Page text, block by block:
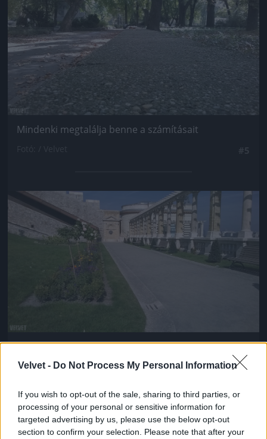
Velvet - Do Not Process My Personal Information
If you wish to opt-out of the sale, sharing to third parties, or
processing of your personal or sensitive information for
targeted advertising by us, please use the below opt-out
section to confirm your selection. Please note that after your
Mindenki megtalálja benne a számításait
Jön még kép!
A Várkert bazár nagyon szép
Fotó: / Velvet #6
Jön még kép!